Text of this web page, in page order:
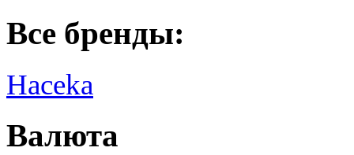
Все бренды:
Haceka
Валюта